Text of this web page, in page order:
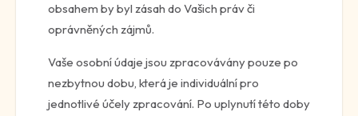
obsahem by byl zásah do Vašich práv či
oprávněných zájmů.
Vaše osobní údaje jsou zpracovávány pouze po
nezbytnou dobu, která je individuální pro
jednotlivé účely zpracování. Po uplynutí této doby